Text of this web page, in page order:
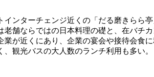
ンターチェンジ近くの「だる磨きらら亭
舗ならではの日本料理の礎と、在バチ
業が近くにあり、企業の宴会や接待会食に
、観光バスの大人数のランチ利用も多い。